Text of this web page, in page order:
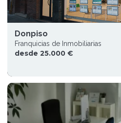
Donpiso
Franquicias de Inmobiliarias
desde 25.000 €